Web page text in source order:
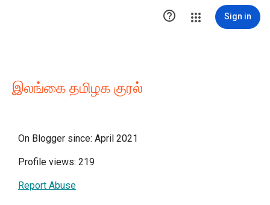
 Sign in
இலங்கை தமிழக குரல்
On Blogger since: April 2021
Profile views: 219
Report Abuse